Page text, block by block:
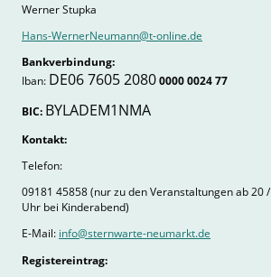
Werner Stupka
Hans-WernerNeumann@t-online.de
Bankverbindung:
Iban: DE06 7605 20800000 0024 77
BIC: BYLADEM1NMA
Kontakt:
Telefon:
09181 45858 (nur zu den Veranstaltungen ab 20
Uhr bei Kinderabend)
E-Mail: info@sternwarte-neumarkt.de
Registereintrag: